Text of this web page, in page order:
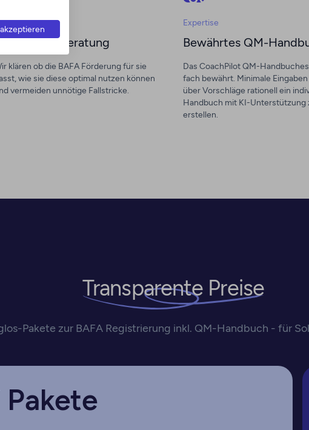
Beratung
klären ob die BAFA Förderung für sie
wie sie diese optimal nutzen können
vermeiden unnötige Fallstricke.
Expertise
Bewährtes QM-
Das CoachPilot QM-
fach bewährt. Minimale
über Vorschläge rationell ein
Handbuch mit KI-Unterstützung
erstellen.
Transparente Preise
Pakete zur BAFA Registrierung inkl. QM-Handbuch - für
Pakete